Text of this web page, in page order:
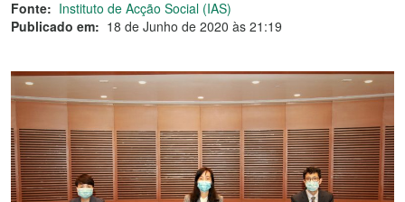
Fonte: Instituto de Acção Social (IAS)
Publicado em: 18 de Junho de 2020 às 21:19